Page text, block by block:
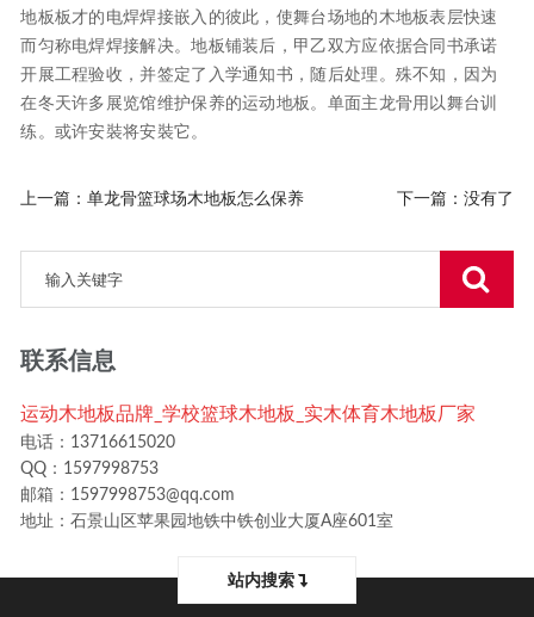
地板板才的电焊焊接嵌入的彼此，使舞台场地的木地板表层快速
而匀称电焊焊接解决。地板铺装后，甲乙双方应依据合同书承诺
开展工程验收，并签定了入学通知书，随后处理。殊不知，因为
在冬天许多展览馆维护保养的运动地板。单面主龙骨用以舞台训
练。或许安裝将安裝它。
上一篇：单龙骨篮球场木地板怎么保养 下一篇：没有了
联系信息
运动木地板品牌_学校篮球木地板_实木体育木地板厂家
电话：13716615020
QQ：1597998753
邮箱：1597998753@qq.com
地址：石景山区苹果园地铁中铁创业大厦A座601室
站内搜索